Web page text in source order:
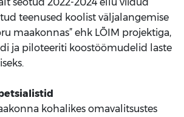
teenused koolist väljalangemise
maakonnas” ehk LÕIM projektiga,
ja piloteeriti koostöömudelid laste
kohalikes omavalitsustes